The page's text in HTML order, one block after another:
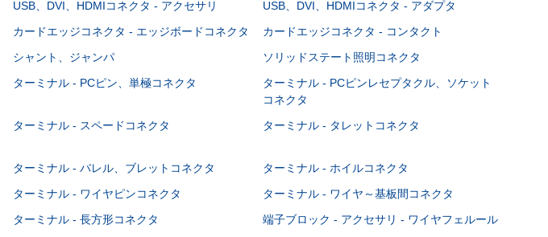
USB、DVI、HDMIコネクタ - アクセサリ
USB、DVI、HDMIコネクタ - アダプタ
カードエッジコネクタ - エッジボードコネクタ
カードエッジコネクタ - コンタクト
シャント、ジャンパ
ソリッドステート照明コネクタ
ターミナル - PCピン、単極コネクタ
ターミナル - PCピンレセプタクル、ソケット
コネクタ
ターミナル - スペードコネクタ ターミナル - タレットコネクタ
ターミナル - バレル、ブレットコネクタ
ターミナル - ホイルコネクタ
ターミナル - ワイヤピンコネクタ
ターミナル - ワイヤ～基板間コネクタ
ターミナル - 長方形コネクタ
端子ブロック - アクセサリ - ワイヤフェルール